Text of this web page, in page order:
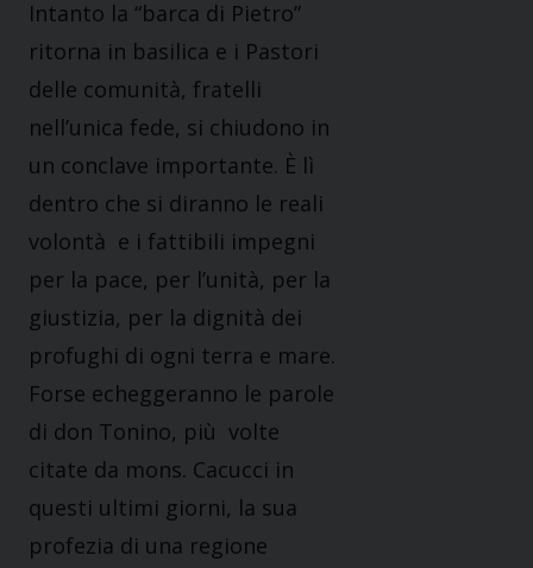
Intanto la “barca di Pietro”
ritorna in basilica e i Pastori
delle comunità, fratelli
nell’unica fede, si chiudono in
un conclave importante. È lì
dentro che si diranno le reali
volontà e i fattibili impegni
per la pace, per l’unità, per la
giustizia, per la dignità dei
profughi di ogni terra e mare.
Forse echeggeranno le parole
di don Tonino, più volte
citate da mons. Cacucci in
questi ultimi giorni, la sua
profezia di una regione